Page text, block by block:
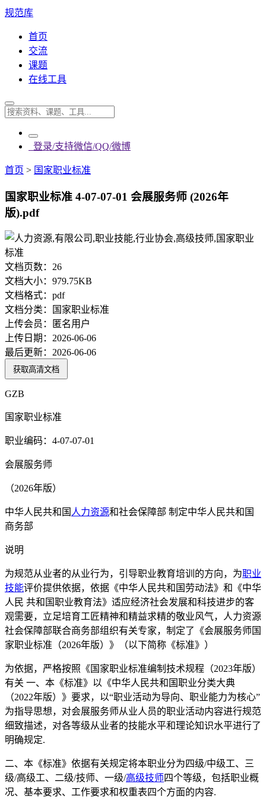
规范库
首页
交流
课题
在线工具
登录/支持微信/QQ/微博
首页 > 国家职业标准
国家职业标准 4-07-07-01 会展服务师 (2026年
版).pdf
文档页数： 26
文档大小： 979.75KB
文档格式： pdf
文档分类：
国家职业标准
上传会员：
匿名用户
上传日期： 2026-06-06
最后更新： 2026-06-06
获取高清文档
GZB
国家职业标准
职业编码：4-07-07-01
会展服务师
（2026年版）
中华人民共和国 人力资源和社会保障部 制定中华人民共和国
商务部
说明
为规范从业者的从业行为，引导职业教育培训的方向，为职业
技能评价提供依据，依据《中华人民共和国劳动法》和《中华
人民 共和国职业教育法》适应经济社会发展和科技进步的客
观需要，立足培育工匠精神和精益求精的敬业风气，人力资源
社会保障部联合商务部组织有关专家，制定了《会展服务师国
家职业标准（2026年版）》（以下简称《标准》）
为依据，严格按照《国家职业标准编制技术规程（2023年版）
有关 一、本《标准》以《中华人民共和国职业分类大典
（2022年版）》要求，以“职业活动为导向、职业能力为核心”
为指导思想，对会展服务师从业人员的职业活动内容进行规范
细致描述，对各等级从业者的技能水平和理论知识水平进行了
明确规定.
二、本《标准》依据有关规定将本职业分为四级/中级工、三
级/高级工、二级/技师、一级/高级技师四个等级，包括职业概
况、基本要求、工作要求和权重表四个方面的内容.